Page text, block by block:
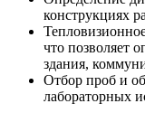
конструкциях
что позволяет
здания,
Отбор проб и
лабораторных